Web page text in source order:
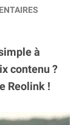
à
contenu ?
Reolink !